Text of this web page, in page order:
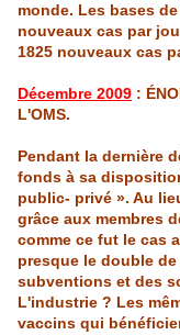
monde. Les bases
nouveaux cas par
1825 nouveaux cas
Décembre 2009 :
L'OMS.
Pendant la dernière
fonds à sa
public- privé ». Au
grâce aux membres
comme ce fut le cas
presque le double
subventions et des
L'industrie ? Les
vaccins qui